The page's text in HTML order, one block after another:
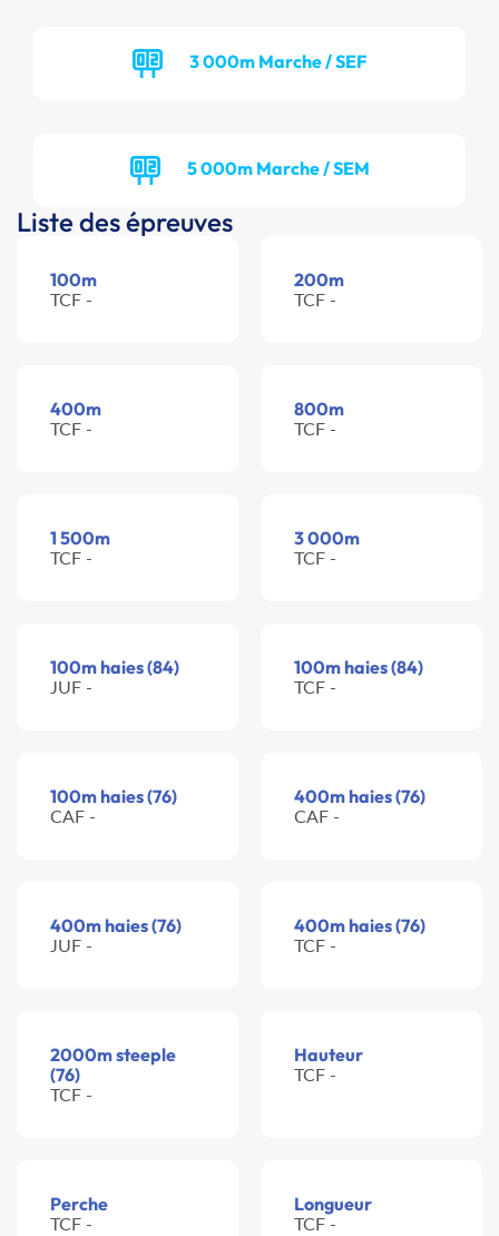
3 000m Marche / SEF
5 000m Marche / SEM
Liste des épreuves
100m
TCF -
200m
TCF -
400m
TCF -
800m
TCF -
1 500m
TCF -
3 000m
TCF -
100m haies (84)
JUF -
100m haies (84)
TCF -
100m haies (76)
CAF -
400m haies (76)
CAF -
400m haies (76)
JUF -
400m haies (76)
TCF -
2000m steeple
(76)
TCF -
Hauteur
TCF -
Perche
TCF -
Longueur
TCF -